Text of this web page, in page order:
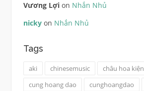
Vương Lợion Nhắn Nhủ
nickyon Nhắn Nhủ
Tags
aki chinesemusic châu hoa kiện
cung hoang dao
cunghoangdao